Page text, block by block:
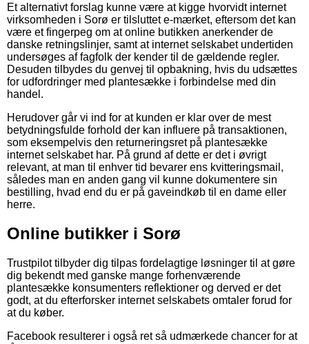
Et alternativt forslag kunne være at kigge hvorvidt internet
virksomheden i Sorø er tilsluttet e-mærket, eftersom det kan
være et fingerpeg om at online butikken anerkender de
danske retningslinjer, samt at internet selskabet undertiden
undersøges af fagfolk der kender til de gældende regler.
Desuden tilbydes du genvej til opbakning, hvis du udsættes
for udfordringer med plantesække i forbindelse med din
handel.
Herudover går vi ind for at kunden er klar over de mest
betydningsfulde forhold der kan influere på transaktionen,
som eksempelvis den returneringsret på plantesække
internet selskabet har. På grund af dette er det i øvrigt
relevant, at man til enhver tid bevarer ens kvitteringsmail,
således man en anden gang vil kunne dokumentere sin
bestilling, hvad end du er på gaveindkøb til en dame eller
herre.
Online butikker i Sorø
Trustpilot tilbyder dig tilpas fordelagtige løsninger til at gøre
dig bekendt med ganske mange forhenværende
plantesække konsumenters reflektioner og derved er det
godt, at du efterforsker internet selskabets omtaler forud for
at du køber.
Facebook resulterer i også ret så udmærkede chancer for at